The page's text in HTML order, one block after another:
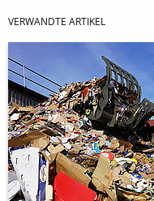
VERWANDTE ARTIKEL